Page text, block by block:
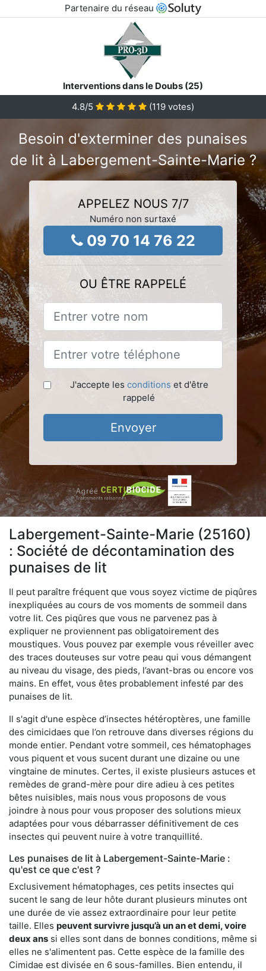
Partenaire du réseau
Interventions dans le Doubs (25)
4.8/5 (119 votes)
Besoin d'exterminer des punaises
de lit à Labergement-Sainte-Marie ?
APPELEZ NOUS 7/7
Numéro non surtaxé
09 70 14 76 22
OU ÊTRE RAPPELÉ
J'accepte les conditions et d'être
rappelé
Envoyer
Labergement-Sainte-Marie (25160)
: Société de décontamination des
punaises de lit
Il peut paraître fréquent que vous soyez victime de piqûres
inexpliquées au cours de vos moments de sommeil dans
votre lit. Ces piqûres que vous ne parvenez pas à
expliquer ne proviennent pas obligatoirement des
moustiques. Vous pouvez par exemple vous réveiller avec
des traces douteuses sur votre peau qui vous démangent
au niveau du visage, des pieds, l’avant-bras ou encore vos
mains. En effet, vous êtes probablement infesté par des
punaises de lit.
Il s'agit d'une espèce d’insectes hétéroptères, une famille
des cimicidaes que l’on retrouve dans diverses régions du
monde entier. Pendant votre sommeil, ces hématophages
vous piquent et vous sucent durant une dizaine ou une
vingtaine de minutes. Certes, il existe plusieurs astuces et
remèdes de grand-mère pour dire adieu à ces petites
bêtes nuisibles, mais nous vous proposons de vous
joindre à nous pour vous proposer des solutions mieux
adaptées pour vous débarrasser définitivement de ces
insectes qui peuvent nuire à votre tranquillité.
Les punaises de lit à Labergement-Sainte-Marie :
qu'est ce que c'est ?
Exclusivement hématophages, ces petits insectes qui
sucent le sang de leur hôte durant plusieurs minutes ont
une durée de vie assez extraordinaire pour leur petite
taille. Elles peuvent survivre jusqu’à un an et demi, voire
deux ans si elles sont dans de bonnes conditions, même si
elles ne s'alimentent pas. Cette espèce de la famille des
Cimidae est divisée en 6 sous-familles. Bien entendu, il